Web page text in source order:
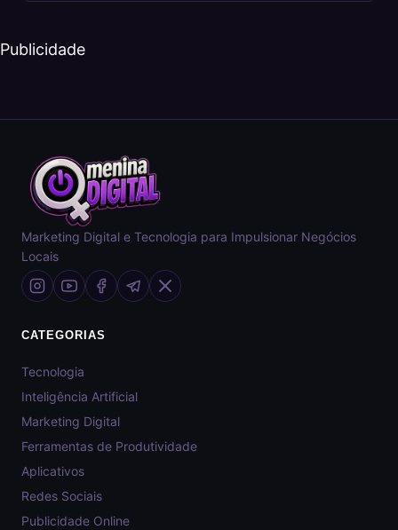
Publicidade
Marketing Digital e Tecnologia para Impulsionar Negócios
Locais
CATEGORIAS
Tecnologia
Inteligência Artificial
Marketing Digital
Ferramentas de Produtividade
Aplicativos
Redes Sociais
Publicidade Online